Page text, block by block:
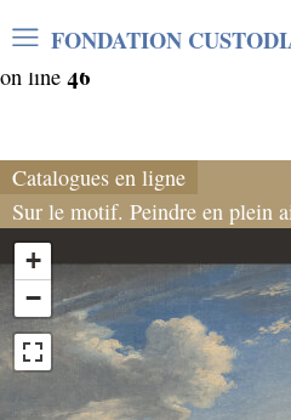
Warning: Undefined array key
/home/clients/
on line 46
FONDATION
Catalogues en ligne
Sur le motif. Peindre en plein
+
−